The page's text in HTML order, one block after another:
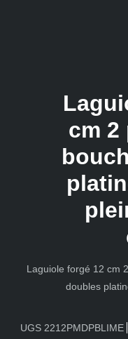
cm 2
Laguiole forgé 12 cm
doubles
UGS 2212PMDPBLIME